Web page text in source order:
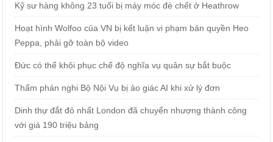
Kỹ sư hàng không 23 tuổi bị máy móc đè chết ở Heathrow
Hoạt hình Wolfoo của VN bị kết luận vi phạm bản quyền Heo
Peppa, phải gỡ toàn bộ video
Đức có thể khôi phục chế độ nghĩa vụ quân sự bắt buộc
Thẩm phán nghi Bộ Nội Vụ bị ảo giác AI khi xử lý đơn
Dinh thự đắt đỏ nhất London đã chuyển nhượng thành công
với giá 190 triệu bảng